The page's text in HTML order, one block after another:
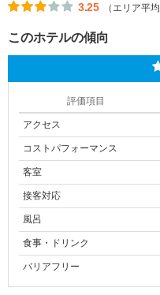
3.25 （エリア平均
このホテルの傾向
評価項目
アクセス
コストパフォーマンス
客室
接客対応
風呂
食事・ドリンク
バリアフリー